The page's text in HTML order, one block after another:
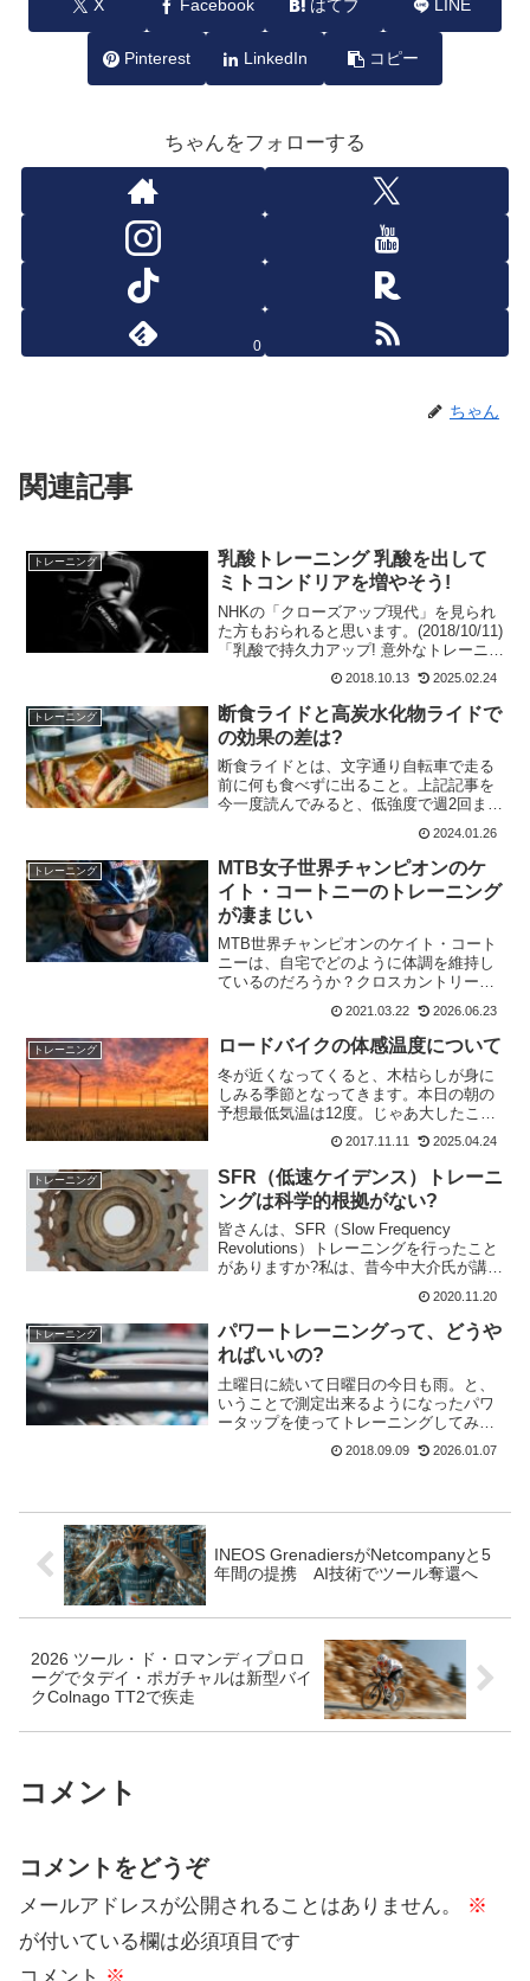
X Facebook はてブ LINE
Pinterest LinkedIn コピー
ちゃんをフォローする
0
ちゃん
関連記事
トレーニング
乳酸トレーニング 乳酸を出して
ミトコンドリアを増やそう!
NHKの「クローズアップ現代」を見られ
た方もおられると思います。(2018/10/11)
「乳酸で持久力アップ! 意外なトレーニン
グ法 萩野公介選手」と題して紹介され
てました。これまで乳酸がたまると、疲
れて運動出来なくなると言われてました
が、...
2018.10.13 2025.02.24
トレーニング
断食ライドと高炭水化物ライドで
の効果の差は?
断食ライドとは、文字通り自転車で走る
前に何も食べずに出ること。上記記事を
今一度読んでみると、低強度で週2回まで
となっていた。私は何を勘違いしたの
か、毎回食事せずに乗っていたのだけ
ど、まあ支障はなかった。2時間くらいま
でならば問題ないようだ。...
2024.01.26
トレーニング
MTB女子世界チャンピオンのケ
イト・コートニーのトレーニング
が凄まじい
MTB世界チャンピオンのケイト・コート
ニーは、自宅でどのように体調を維持し
ているのだろうか？クロスカントリーの
2018世界選手権と2019ワールドカップの
総合優勝を果たしたケイト・コートニー
は、このスポーツの偉大な選手の一人に
なるための急成...
2021.03.22 2026.06.23
トレーニング ロードバイクの体感温度について
冬が近くなってくると、木枯らしが身に
しみる季節となってきます。本日の朝の
予想最低気温は12度。じゃあ大したこと
ないやと家を出て走り出しました。する
と、たいそうな北風。気温は10度以上あ
るのですが、どうも身体に感じる体感温
度は違うようです。細...
2017.11.11 2025.04.24
トレーニング
SFR（低速ケイデンス）トレーニ
ングは科学的根拠がない?
皆さんは、SFR（Slow Frequency
Revolutions）トレーニングを行ったこと
がありますか?私は、昔今中大介氏が講師
を務めた講習会で、実地でSFRトレーニ
ングを登りで体験してから、取り入れて
ました。けど、最近の研究によると...
2020.11.20
トレーニング
パワートレーニングって、どうや
ればいいの?
土曜日に続いて日曜日の今日も雨。と、
いうことで測定出来るようになったパワ
ータップを使ってトレーニングしてみる
ことに。しかし、やり方も何もしらない
ので、まずはパワーが測定できるかを主
2018.09.09 2026.01.07
INEOS GrenadiersがNetcompanyと5
年間の提携 AI技術でツール奪還へ
2026 ツール・ド・ロマンディプロロ
ーグでタデイ・ポガチャルは新型バイ
クColnago TT2で疾走
コメント
コメントをどうぞ
メールアドレスが公開されることはありません。
※
が付いている欄は必須項目です